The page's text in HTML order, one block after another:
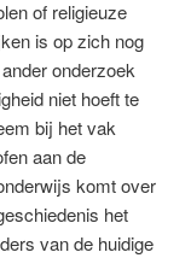
of religieuze
is op zich nog
onderzoek
niet hoeft te
bij het vak
aan de
komt over
het
van de huidige